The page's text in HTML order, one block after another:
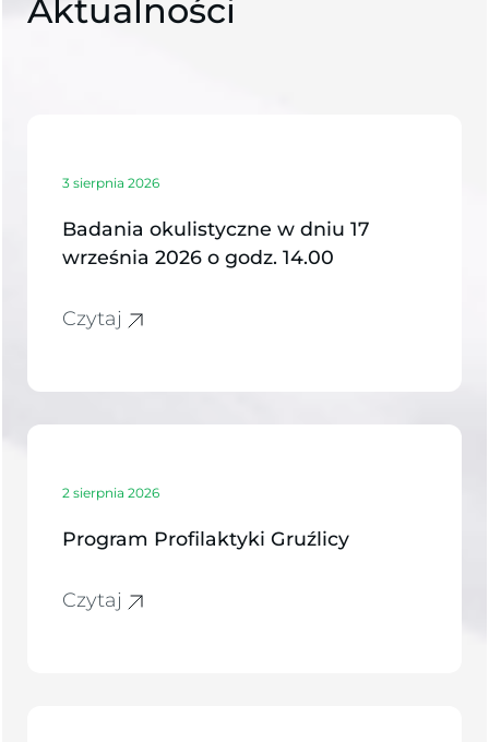
Aktualności
3 sierpnia 2026
Badania okulistyczne w dniu 17
września 2026 o godz. 14.00
Czytaj
2 sierpnia 2026
Program Profilaktyki Gruźlicy
Czytaj